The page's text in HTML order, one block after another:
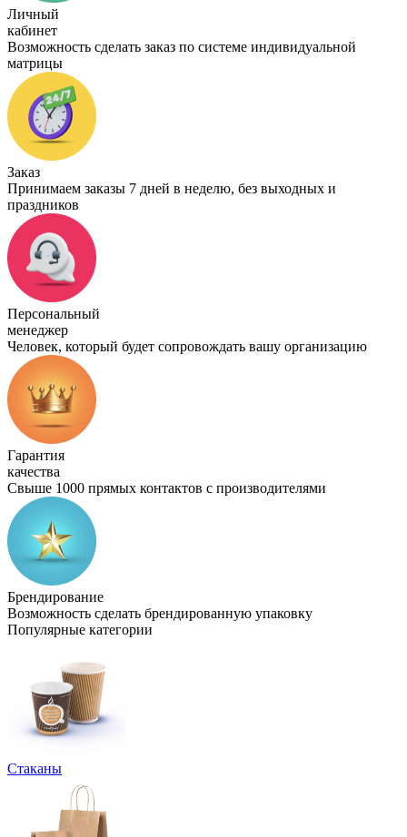
Личный
кабинет
Возможность сделать заказ по системе индивидуальной
матрицы
Заказ
Принимаем заказы 7 дней в неделю, без выходных и
праздников
Персональный
менеджер
Человек, который будет сопровождать вашу организацию
Гарантия
качества
Свыше 1000 прямых контактов с производителями
Брендирование
Возможность сделать брендированную упаковку
Популярные категории
Стаканы